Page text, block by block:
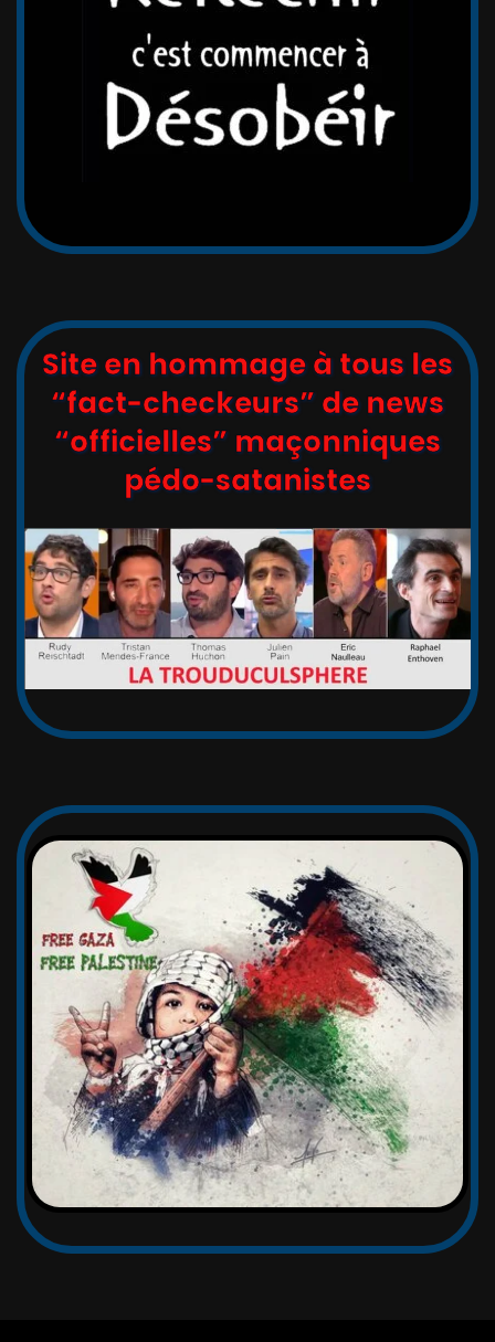
Site en hommage à tous les
“fact-checkeurs” de news
“officielles” maçonniques
pédo-satanistes